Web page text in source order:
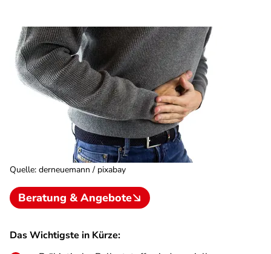
Quelle: derneuemann / pixabay
Beratung & Angebote
Das Wichtigste in Kürze: